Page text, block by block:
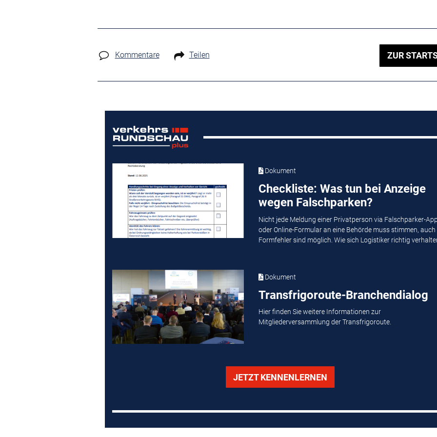
Kommentare Teilen ZUR
Dokument
Checkliste: Was tun bei Anzeige
wegen Falschparken?
Nicht jede Meldung einer Privatperson via Falschparker-
oder Online-Formular an eine Behörde muss stimmen, auch
Formfehler sind möglich. Wie sich Logistiker richtig
Dokument
Transfrigoroute-Branchendialog
Hier finden Sie weitere Informationen zur
Mitgliederversammlung der Transfrigoroute.
JETZT KENNENLERNEN